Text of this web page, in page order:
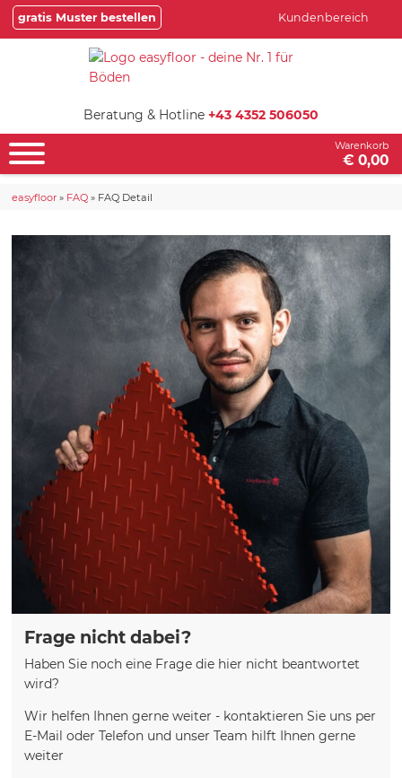
gratis Muster bestellen Kundenbereich
Beratung & Hotline +43 4352 506050
Warenkorb
€ 0,00
easyfloor » FAQ » FAQ Detail
Frage nicht dabei?
Haben Sie noch eine Frage die hier nicht beantwortet
wird?
Wir helfen Ihnen gerne weiter - kontaktieren Sie uns per
E-Mail oder Telefon und unser Team hilft Ihnen gerne
weiter